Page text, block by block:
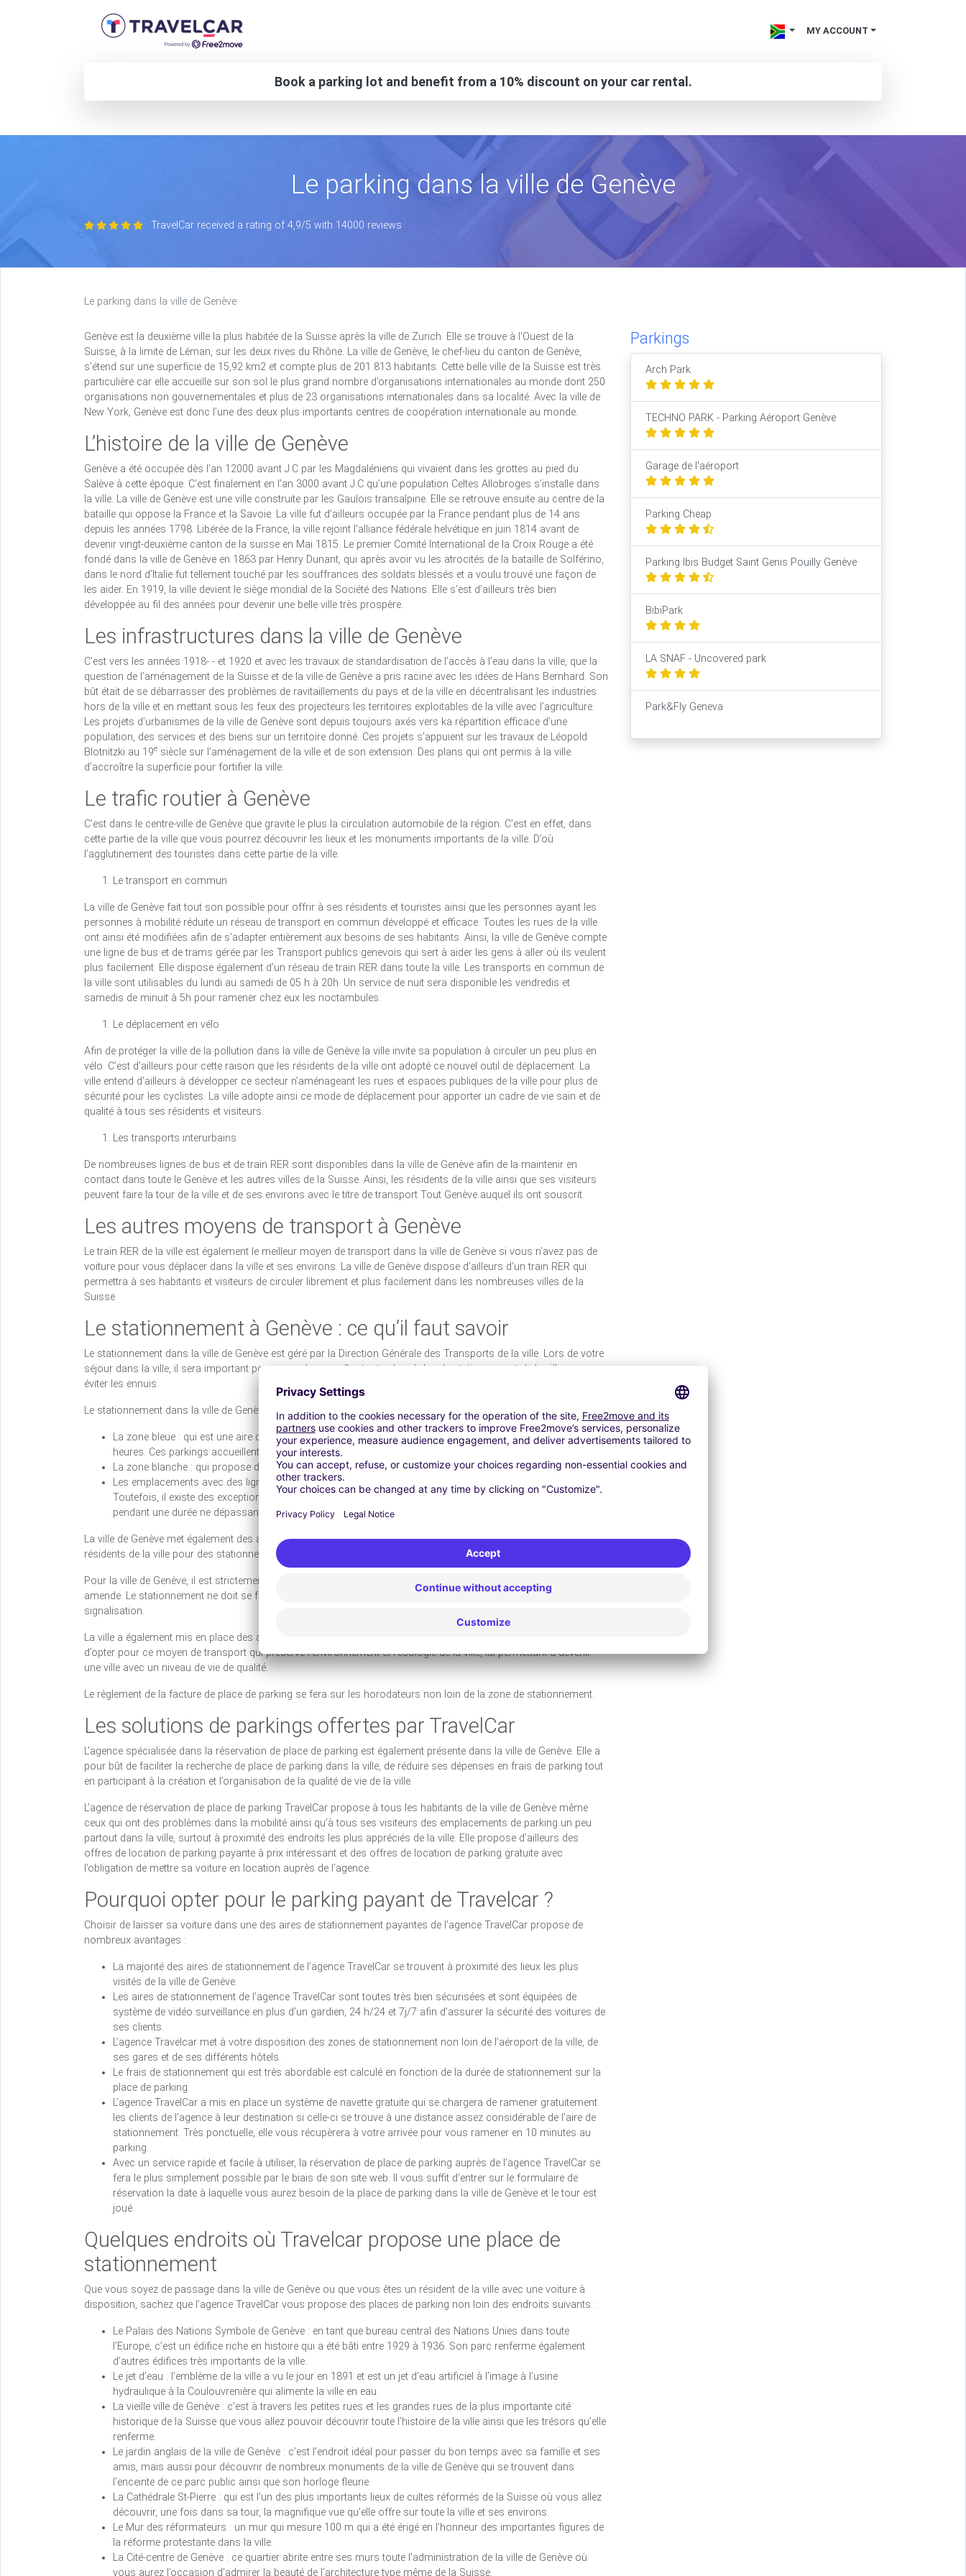
MY ACCOUNT
Book a parking lot and benefit from a 10% discount on your car rental.
Le parking dans la ville de Genève
TravelCar received a rating of 4,9/5 with 14000 reviews
Le parking dans la ville de Genève
Genève est la deuxième ville la plus habitée de la Suisse après la ville de Zurich. Elle se trouve à l’Ouest de la
Suisse, à la limite de Léman, sur les deux rives du Rhône. La ville de Genève, le chef-lieu du canton de Genève,
s’étend sur une superficie de 15,92 km2 et compte plus de 201 813 habitants. Cette belle ville de la Suisse est très
particulière car elle accueille sur son sol le plus grand nombre d’organisations internationales au monde dont 250
organisations non gouvernementales et plus de 23 organisations internationales dans sa localité. Avec la ville de
New York, Genève est donc l’une des deux plus importants centres de coopération internationale au monde.
L’histoire de la ville de Genève
Genève a été occupée dès l’an 12000 avant J.C par les Magdaléniens qui vivaient dans les grottes au pied du
Salève à cette époque. C’est finalement en l’an 3000 avant J.C qu’une population Celtes Allobroges s’installe dans
la ville. La ville de Genève est une ville construite par les Gaulois transalpine. Elle se retrouve ensuite au centre de la
bataille qui oppose la France et la Savoie. La ville fut d’ailleurs occupée par la France pendant plus de 14 ans
depuis les années 1798. Libérée de la France, la ville rejoint l'alliance fédérale helvétique en juin 1814 avant de
devenir vingt-deuxième canton de la suisse en Mai 1815. Le premier Comité International de la Croix Rouge a été
fondé dans la ville de Genève en 1863 par Henry Dunant, qui après avoir vu les atrocités de la bataille de Solférino,
dans le nord d’Italie fut tellement touché par les souffrances des soldats blessés et a voulu trouvé une façon de
les aider. En 1919, la ville devient le siège mondial de la Société des Nations. Elle s’est d’ailleurs très bien
développée au fil des années pour devenir une belle ville très prospère.
Les infrastructures dans la ville de Genève
C’est vers les années 1918- - et 1920 et avec les travaux de standardisation de l’accès à l’eau dans la ville, que la
question de l’aménagement de la Suisse et de la ville de Genève a pris racine avec les idées de Hans Bernhard. Son
bût était de se débarrasser des problèmes de ravitaillements du pays et de la ville en décentralisant les industries
hors de la ville et en mettant sous les feux des projecteurs les territoires exploitables de la ville avec l’agriculture.
Les projets d’urbanismes de la ville de Genève sont depuis toujours axés vers ka répartition efficace d’une
population, des services et des biens sur un territoire donné. Ces projets s’appuient sur les travaux de Léopold
Blotnitzki au 19e siècle sur l’aménagement de la ville et de son extension. Des plans qui ont permis à la ville
d’accroître la superficie pour fortifier la ville.
Le trafic routier à Genève
C’est dans le centre-ville de Genève que gravite le plus la circulation automobile de la région. C’est en effet, dans
cette partie de la ville que vous pourrez découvrir les lieux et les monuments importants de la ville. D’où
l’agglutinement des touristes dans cette partie de la ville.
Le transport en commun
La ville de Genève fait tout son possible pour offrir à ses résidents et touristes ainsi que les personnes ayant les
personnes à mobilité réduite un réseau de transport en commun développé et efficace. Toutes les rues de la ville
ont ainsi été modifiées afin de s’adapter entièrement aux besoins de ses habitants. Ainsi, la ville de Genève compte
une ligne de bus et de trams gérée par les Transport publics genevois qui sert à aider les gens à aller où ils veulent
plus facilement. Elle dispose également d’un réseau de train RER dans toute la ville. Les transports en commun de
la ville sont utilisables du lundi au samedi de 05 h à 20h. Un service de nuit sera disponible les vendredis et
samedis de minuit à 5h pour ramener chez eux les noctambules.
Le déplacement en vélo
Afin de protéger la ville de la pollution dans la ville de Genève la ville invite sa population à circuler un peu plus en
vélo. C’est d’ailleurs pour cette raison que les résidents de la ville ont adopté ce nouvel outil de déplacement. La
ville entend d’ailleurs à développer ce secteur n’aménageant les rues et espaces publiques de la ville pour plus de
sécurité pour les cyclistes. La ville adopte ainsi ce mode de déplacement pour apporter un cadre de vie sain et de
qualité à tous ses résidents et visiteurs.
Les transports interurbains
De nombreuses lignes de bus et de train RER sont disponibles dans la ville de Genève afin de la maintenir en
contact dans toute le Genève et les autres villes de la Suisse. Ainsi, les résidents de la ville ainsi que ses visiteurs
peuvent faire la tour de la ville et de ses environs avec le titre de transport Tout Genève auquel ils ont souscrit.
Les autres moyens de transport à Genève
Le train RER de la ville est également le meilleur moyen de transport dans la ville de Genève si vous n’avez pas de
voiture pour vous déplacer dans la ville et ses environs. La ville de Genève dispose d’ailleurs d’un train RER qui
permettra à ses habitants et visiteurs de circuler librement et plus facilement dans les nombreuses villes de la
Suisse
Le stationnement à Genève : ce qu’il faut savoir
Le stationnement dans la ville de Genève est géré par la Direction Générale des Transports de la ville. Lors de votre
séjour dans la ville, il sera important pour vous de connaître toutes les règles de stationnement de la ville pour
éviter les ennuis.
Le stationnement dans la ville de Genève est ainsi partagé en deux zones :
La zone bleue : qui est une aire de stationnement payant dédié aux stationnements ne dépassant les 1
heures. Ces parkings accueillent votre voiture du lundi au samedi de 8h à 19h.
La zone blanche : qui propose des aires de stationnement pour des durées limitées gratuites ou payantes.
Les emplacements avec des lignes ou des cases jaunes sont des endroits où il est interdit de stationner.
Toutefois, il existe des exceptions qui permettent aux véhicules de livraison de stationner sur ces zones
pendant une durée ne dépassant pas les 20 minutes pour décharger ou charger leur véhicule.
La ville de Genève met également des aires de stationnement souterraines pour accueillir les véhicules des
résidents de la ville pour des stationnements de longue durée.
Pour la ville de Genève, il est strictement interdit de stationner dans les rues de la ville sous peine de payer une
amende. Le stationnement ne doit se faire que dans les zones réservées pour, et qui disposent de panneau de
signalisation.
La ville a également mis en place des aires de stationnement pour les bicyclettes afin de convaincre sa population
d’opter pour ce moyen de transport qui préserve l’environnement et l’écologie de la ville, lui permettant d devenir
une ville avec un niveau de vie de qualité.
Le règlement de la facture de place de parking se fera sur les horodateurs non loin de la zone de stationnement.
Les solutions de parkings offertes par TravelCar
L’agence spécialisée dans la réservation de place de parking est également présente dans la ville de Genève. Elle a
pour bût de faciliter la recherche de place de parking dans la ville, de réduire ses dépenses en frais de parking tout
en participant à la création et l’organisation de la qualité de vie de la ville.
L’agence de réservation de place de parking TravelCar propose à tous les habitants de la ville de Genève même
ceux qui ont des problèmes dans la mobilité ainsi qu’à tous ses visiteurs des emplacements de parking un peu
partout dans la ville, surtout à proximité des endroits les plus appréciés de la ville. Elle propose d’ailleurs des
offres de location de parking payante à prix intéressant et des offres de location de parking gratuite avec
l’obligation de mettre sa voiture en location auprès de l’agence.
Pourquoi opter pour le parking payant de Travelcar ?
Choisir de laisser sa voiture dans une des aires de stationnement payantes de l’agence TravelCar propose de
nombreux avantages :
La majorité des aires de stationnement de l’agence TravelCar se trouvent à proximité des lieux les plus
visités de la ville de Genève.
Les aires de stationnement de l’agence TravelCar sont toutes très bien sécurisées et sont équipées de
système de vidéo surveillance en plus d’un gardien, 24 h/24 et 7j/7 afin d’assurer la sécurité des voitures de
ses clients.
L’agence Travelcar met à votre disposition des zones de stationnement non loin de l’aéroport de la ville, de
ses gares et de ses différents hôtels.
Le frais de stationnement qui est très abordable est calculé en fonction de la durée de stationnement sur la
place de parking.
L’agence TravelCar a mis en place un système de navette gratuite qui se chargera de ramener gratuitement
les clients de l’agence à leur destination si celle-ci se trouve à une distance assez considérable de l’aire de
stationnement. Très ponctuelle, elle vous récupèrera à votre arrivée pour vous ramener en 10 minutes au
parking.
Avec un service rapide et facile à utiliser, la réservation de place de parking auprès de l’agence TravelCar se
fera le plus simplement possible par le biais de son site web. Il vous suffit d’entrer sur le formulaire de
réservation la date à laquelle vous aurez besoin de la place de parking dans la ville de Genève et le tour est
joué.
Quelques endroits où Travelcar propose une place de
stationnement
Que vous soyez de passage dans la ville de Genève ou que vous êtes un résident de la ville avec une voiture à
disposition, sachez que l’agence TravelCar vous propose des places de parking non loin des endroits suivants :
Le Palais des Nations Symbole de Genève : en tant que bureau central des Nations Unies dans toute
l’Europe, c’est un édifice riche en histoire qui a été bâti entre 1929 à 1936. Son parc renferme également
d’autres édifices très importants de la ville.
Le jet d’eau : l’emblème de la ville a vu le jour en 1891 et est un jet d’eau artificiel à l’image à l’usine
hydraulique à la Coulouvrenière qui alimente la ville en eau.
La vieille ville de Genève : c’est à travers les petites rues et les grandes rues de la plus importante cité
historique de la Suisse que vous allez pouvoir découvrir toute l’histoire de la ville ainsi que les trésors qu’elle
renferme.
Le jardin anglais de la ville de Genève : c’est l’endroit idéal pour passer du bon temps avec sa famille et ses
amis, mais aussi pour découvrir de nombreux monuments de la ville de Genève qui se trouvent dans
l’enceinte de ce parc public ainsi que son horloge fleurie.
La Cathédrale St-Pierre : qui est l’un des plus importants lieux de cultes réformés de la Suisse où vous allez
découvrir, une fois dans sa tour, la magnifique vue qu’elle offre sur toute la ville et ses environs.
Le Mur des réformateurs : un mur qui mesure 100 m qui a été érigé en l’honneur des importantes figures de
la réforme protestante dans la ville.
La Cité-centre de Genève : ce quartier abrite entre ses murs toute l’administration de la ville de Genève où
vous aurez l’occasion d’admirer la beauté de l’architecture type même de la Suisse.
Parkings
Arch Park
TECHNO PARK - Parking Aéroport Genève
Garage de l'aéroport
Parking Cheap
Parking Ibis Budget Saint Genis Pouilly Genève
BibiPark
LA SNAF - Uncovered park
Park&Fly Geneva